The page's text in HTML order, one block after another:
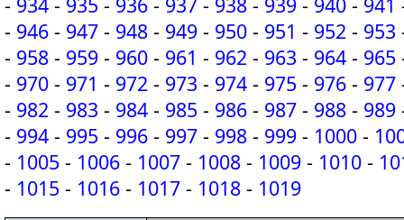
- 946 - 947 - 948 - 949 - 950 - 951 - 952 - 953
- 958 - 959 - 960 - 961 - 962 - 963 - 964 - 965
- 970 - 971 - 972 - 973 - 974 - 975 - 976 - 977
- 982 - 983 - 984 - 985 - 986 - 987 - 988 - 989
- 994 - 995 - 996 - 997 - 998 - 999 - 1000 -
- 1005 - 1006 - 1007 - 1008 - 1009 - 1010 -
- 1015 - 1016 - 1017 - 1018 - 1019